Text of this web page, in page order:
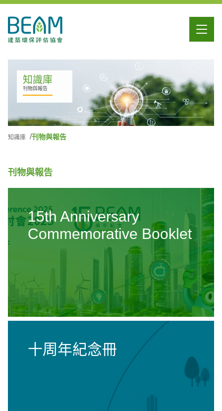
知識庫
刊物與報告
知識庫 刊物與報告
刊物與報告
15th Anniversary
Commemorative Booklet
十周年紀念冊